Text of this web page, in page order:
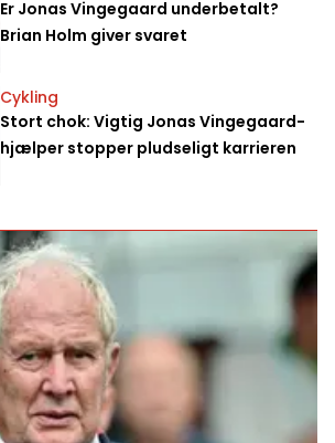
Er Jonas Vingegaard underbetalt?
Brian Holm giver svaret
Cykling
Stort chok: Vigtig Jonas Vingegaard-
hjælper stopper pludseligt karrieren